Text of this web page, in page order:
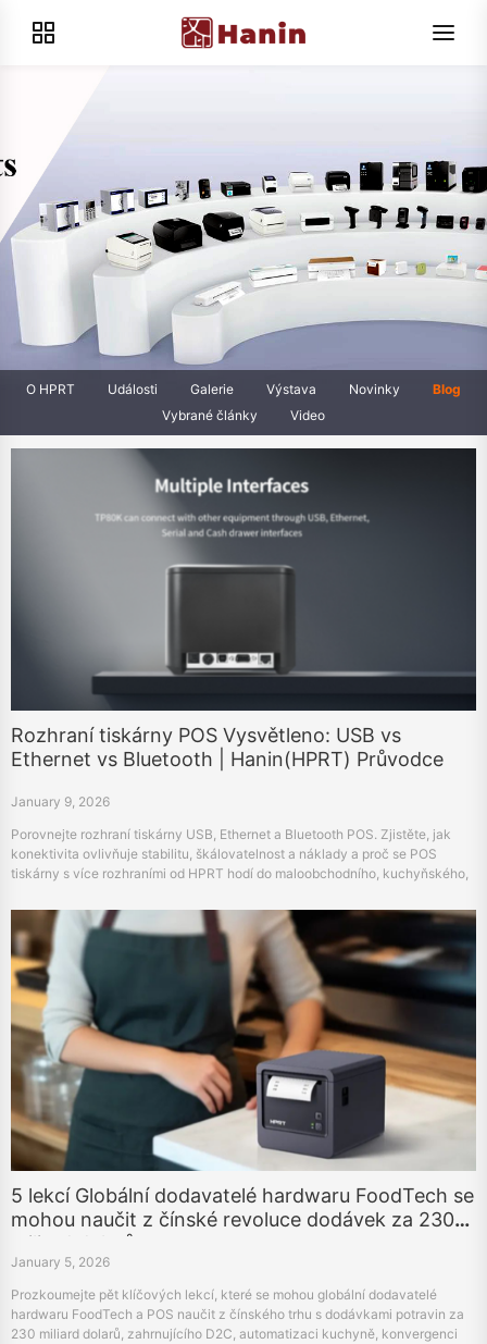
O HPRT Události Galerie Výstava Novinky
Blog
Vybrané články
Video
Rozhraní tiskárny POS Vysvětleno: USB vs
Ethernet vs Bluetooth | Hanin(HPRT) Průvodce
January 9, 2026
Porovnejte rozhraní tiskárny USB, Ethernet a Bluetooth POS. Zjistěte, jak
konektivita ovlivňuje stabilitu, škálovatelnost a náklady a proč se POS
tiskárny s více rozhraními od HPRT hodí do maloobchodního, kuchyňského,
5 lekcí Globální dodavatelé hardwaru FoodTech se
mohou naučit z čínské revoluce dodávek za 230
miliard dolarů
January 5, 2026
Prozkoumejte pět klíčových lekcí, které se mohou globální dodavatelé
hardwaru FoodTech a POS naučit z čínského trhu s dodávkami potravin za
230 miliard dolarů, zahrnujícího D2C, automatizaci kuchyně, konvergenci